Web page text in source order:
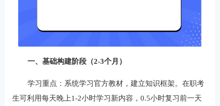
一、基础构建阶段（2-3个月）
学习重点：系统学习官方教材，建立知识框架。在职考
生可利用每天晚上1-2小时学习新内容，0.5小时复习前一天